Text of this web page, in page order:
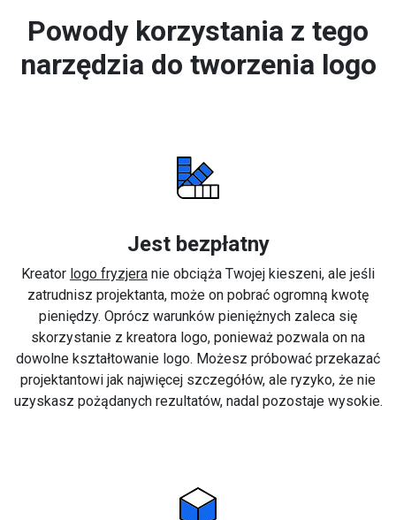
Powody korzystania z tego
narzędzia do tworzenia logo
Jest bezpłatny
Kreator logo fryzjera nie obciąża Twojej kieszeni, ale jeśli
zatrudnisz projektanta, może on pobrać ogromną kwotę
pieniędzy. Oprócz warunków pieniężnych zaleca się
skorzystanie z kreatora logo, ponieważ pozwala on na
dowolne kształtowanie logo. Możesz próbować przekazać
projektantowi jak najwięcej szczegółów, ale ryzyko, że nie
uzyskasz pożądanych rezultatów, nadal pozostaje wysokie.